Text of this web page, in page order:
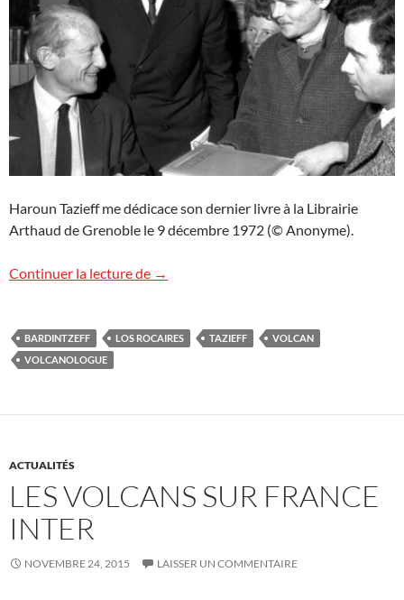
Haroun Tazieff me dédicace son dernier livre à la Librairie
Arthaud de Grenoble le 9 décembre 1972 (© Anonyme).
Continuer la lecture de Hommage à Haroun Tazieff
→
BARDINTZEFF LOS ROCAIRES TAZIEFF
VOLCAN
VOLCANOLOGUE
ACTUALITÉS
LES VOLCANS SUR FRANCE
INTER
NOVEMBRE 24, 2015 LAISSER UN COMMENTAIRE